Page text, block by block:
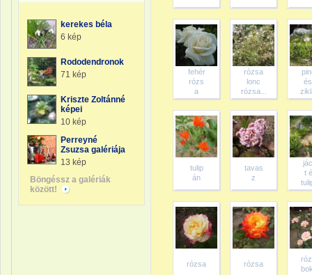
kerekes béla
6 kép
Rododendronok
71 kép
Kriszte Zoltánné
képei
10 kép
Perreyné
Zsuzsa galériája
13 kép
Böngéssz a galériák
között!
fehér
rózs
a
rózsa
lonc
rózsa...
tulip
án
tavas
z
t
rózsa rózsa